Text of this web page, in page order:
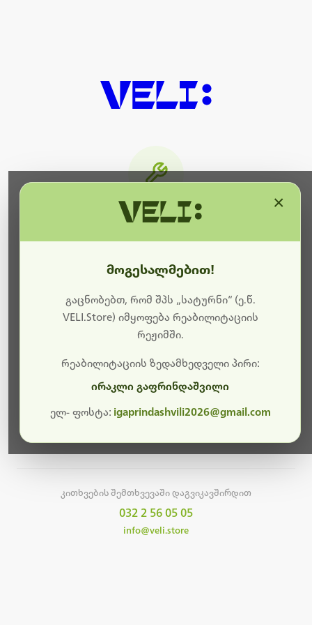
ბოდიშს გიხდით შეფერხებისთვის. ამჟამად
მიმდინარეობს საიტის განახლება და ტექნიკური
სამუშაოები.
მალე ისევ ხელმისაწვდომი იქნება. გმადლობთ
კითხვების შემთხვევაში დაგვიკავშირდით
032 2 56 05 05
info@veli.store
მოგესალმებით!
გაცნობებთ, რომ შპს „სატურნი“ (ე.წ.
VELI.Store) იმყოფება რეაბილიტაციის
რეჟიმში.
რეაბილიტაციის ზედამხედველი პირი:
ირაკლი გაფრინდაშვილი
ელ- ფოსტა: igaprindashvili2026@gmail.com
×